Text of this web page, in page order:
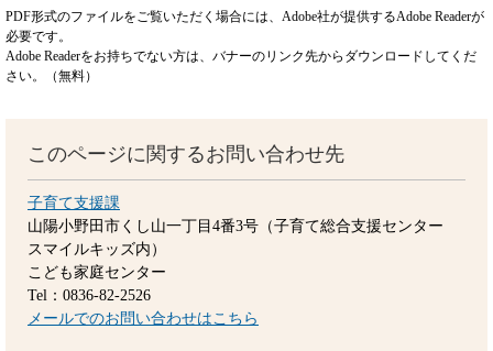
PDF形式のファイルをご覧いただく場合には、Adobe社が提供するAdobe Readerが
必要です。
Adobe Readerをお持ちでない方は、バナーのリンク先からダウンロードしてくだ
さい。（無料）
このページに関するお問い合わせ先
子育て支援課
山陽小野田市くし山一丁目4番3号（子育て総合支援センター
スマイルキッズ内）
こども家庭センター
Tel：0836-82-2526
メールでのお問い合わせはこちら